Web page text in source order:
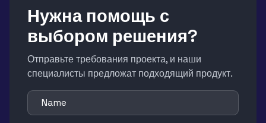
Нужна помощь с
выбором решения?
Отправьте требования проекта, и наши
специалисты предложат подходящий продукт.
Name